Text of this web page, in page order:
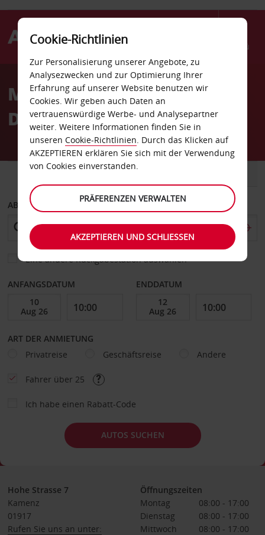
Menü
AvisMietwagen Düsseldorf-
Derendorf
ABHOLEN VON
Eine andere Rückgabestation auswählen
ANFANGSDATUM ENDDATUM
ART DER ANMIETUNG
Privatreise
Geschäftsreise Andere
Fahrer über 25
Ich habe einen Rabatt-Code
AUTOS SUCHEN
Hohe Strasse 7
Kamenz
01917
Rufen Sie uns an unter:
Öffnungszeiten
Montag
08:00 - 17:00
Dienstag
08:00 - 17:00
Mittwoch
08:00 - 17:00
Cookie-Richtlinien
Zur Personalisierung unserer Angebote, zu
Analysezwecken und zur Optimierung Ihrer
Erfahrung auf unserer Website benutzen wir
Cookies. Wir geben auch Daten an
vertrauenswürdige Werbe- und Analysepartner
weiter. Weitere Informationen finden Sie in
unseren Cookie-Richtlinien. Durch das Klicken auf
AKZEPTIEREN erklären Sie sich mit der Verwendung
von Cookies einverstanden.
PRÄFERENZEN VERWALTEN
AKZEPTIEREN UND SCHLIESSEN